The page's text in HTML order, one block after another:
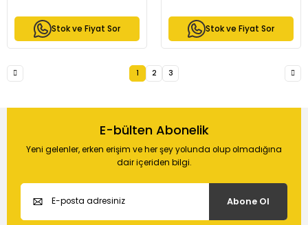
Stok ve Fiyat Sor Stok ve Fiyat Sor
1 2 3
E-bülten Abonelik
Yeni gelenler, erken erişim ve her şey yolunda olup olmadığına
dair içeriden bilgi.
Abone Ol